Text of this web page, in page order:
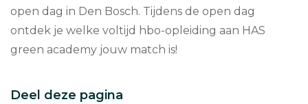
open dag in Den Bosch. Tijdens de open dag
ontdek je welke voltijd hbo-opleiding aan HAS
green academy jouw match is!
Deel deze pagina